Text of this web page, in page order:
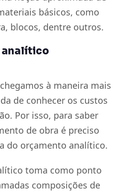
básicos, como
blocos, dentre outros.
analítico
à maneira mais
de conhecer os custos
Por isso, para saber
de obra é preciso
do orçamento analítico.
toma como ponto
composições de